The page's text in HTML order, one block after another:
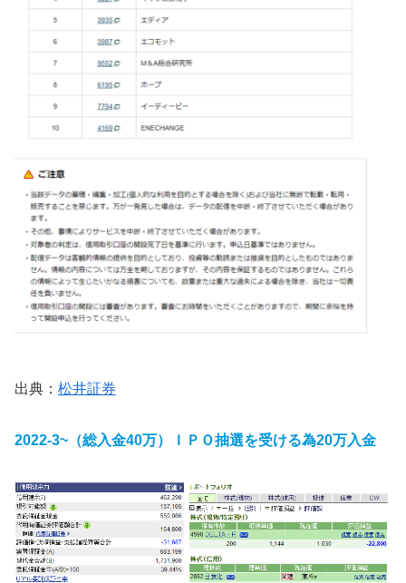
出典： 松井証券
2022-3~（総入金40万） ＩＰＯ抽選を受ける為20万入金